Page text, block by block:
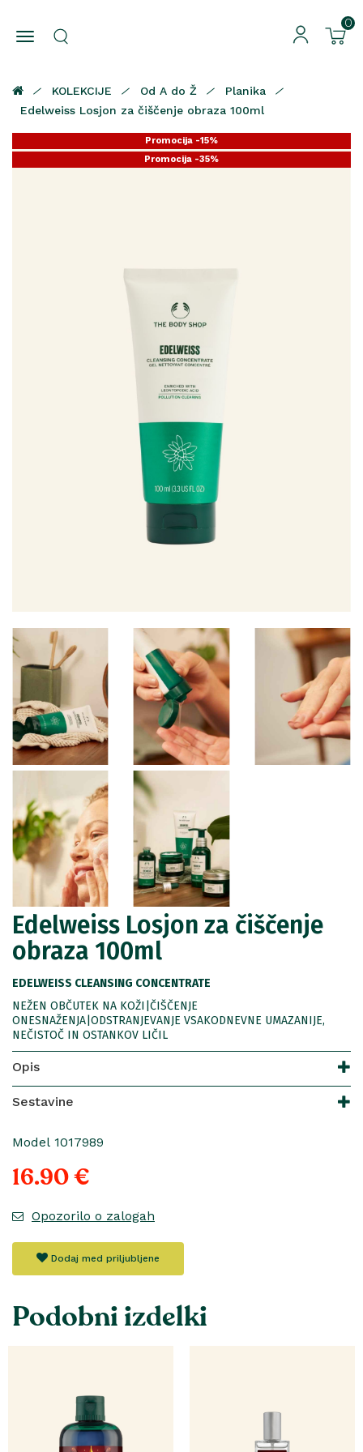
0
KOLEKCIJE Od A do Ž
Planika
Edelweiss Losjon za čiščenje obraza 100ml
Promocija -15%
Promocija -25%
Promocija -35%
Edelweiss Losjon za čiščenje
obraza 100ml
EDELWEISS CLEANSING CONCENTRATE
NEŽEN OBČUTEK NA KOŽI|ČIŠČENJE
ONESNAŽENJA|ODSTRANJEVANJE VSAKODNEVNE UMAZANIJE,
NEČISTOČ IN OSTANKOV LIČIL
Opis
Sestavine
Model 1017989
16.90 €
Opozorilo o zalogah
Dodaj med priljubljene
Podobni izdelki